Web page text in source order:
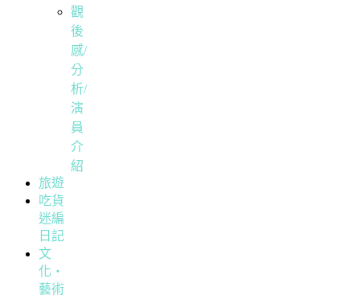
觀
後
感/
分
析/
演
員
介
紹
旅遊
吃貨
迷編
日記
文
化・
藝術